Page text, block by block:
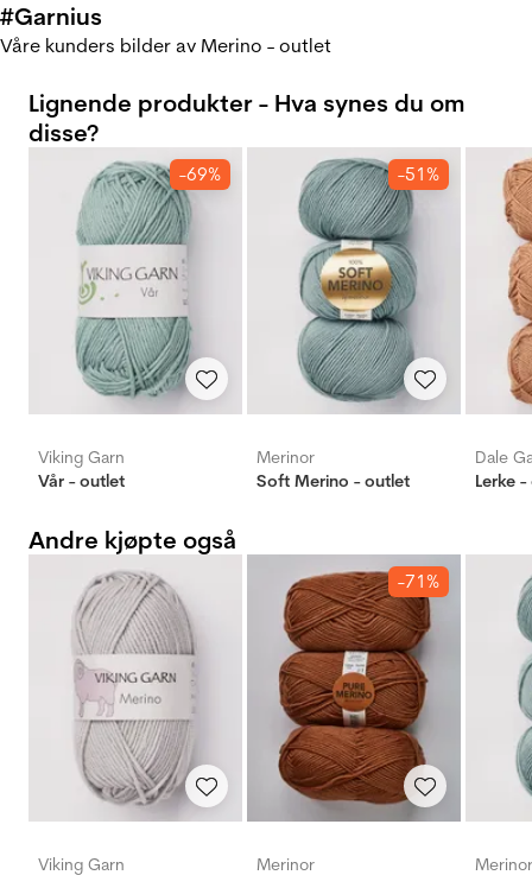
#Garnius
Våre kunders bilder av Merino - outlet
Lignende produkter - Hva synes du om
disse?
-69%
Viking Garn
Vår - outlet
-51%
Merinor
Soft Merino - outlet
Dale
Lerke
Andre kjøpte også
Viking Garn
-71%
Merinor
Merinor